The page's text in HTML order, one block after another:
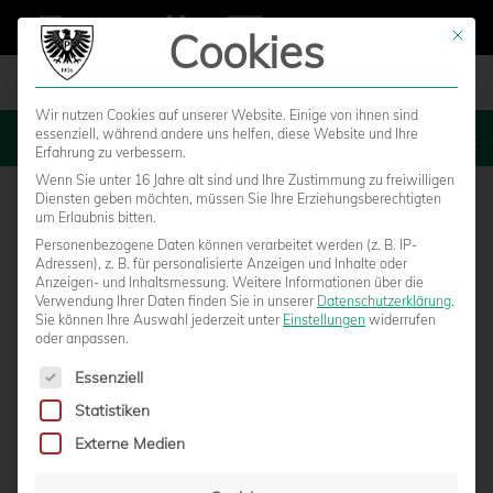
MENU
WM-SCHIEDSRICHTER DR. FELIX
Mit
Cookies
Wir nutzen Cookies auf unserer Website. Einige von ihnen sind
essenziell, während andere uns helfen, diese Website und Ihre
Erfahrung zu verbessern.
Wenn Sie unter 16 Jahre alt sind und Ihre Zustimmung zu freiwilligen
Diensten geben möchten, müssen Sie Ihre Erziehungsberechtigten
um Erlaubnis bitten.
Personenbezogene Daten können verarbeitet werden (z. B. IP-
Adressen), z. B. für personalisierte Anzeigen und Inhalte oder
Anzeigen- und Inhaltsmessung. Weitere Informationen über die
Verwendung Ihrer Daten finden Sie in unserer Datenschutzerklärung.
Sie können Ihre Auswahl jederzeit unter Einstellungen widerrufen
oder anpassen.
Es folgt eine Liste der Service-Gruppen, für die eine
Essenziell
Statistiken
Externe Medien